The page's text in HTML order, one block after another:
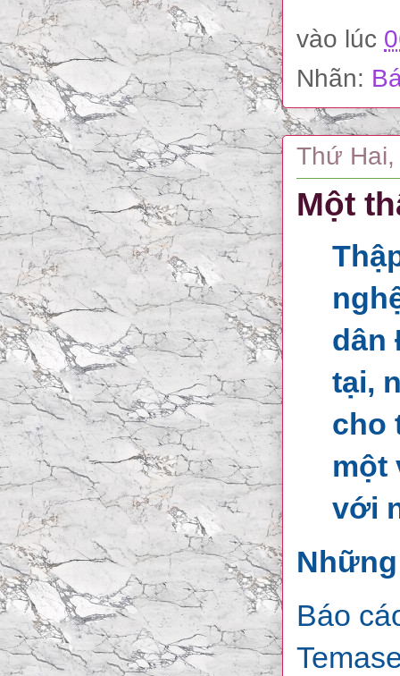
vào lúc
Nhãn:
Thứ
Một
dân
tại,
cho
một
với
Báo